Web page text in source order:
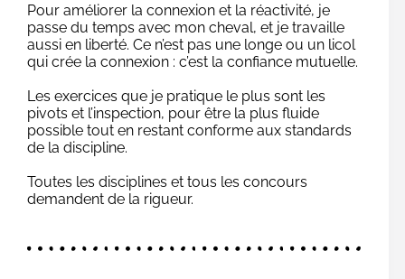
Pour améliorer la connexion et la réactivité, je
passe du temps avec mon cheval, et je travaille
aussi en liberté. Ce n’est pas une longe ou un licol
qui crée la connexion : c’est la confiance mutuelle.
Les exercices que je pratique le plus sont les
pivots et l’inspection, pour être la plus fluide
possible tout en restant conforme aux standards
de la discipline.
Toutes les disciplines et tous les concours
demandent de la rigueur.